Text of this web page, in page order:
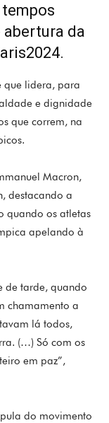
abertura da
que lidera, para
e dignidade
que correm, na
Macron,
destacando a
quando os atletas
apelando à
de tarde, quando
chamamento a
lá todos,
(…) Só com os
em paz”,
do movimento